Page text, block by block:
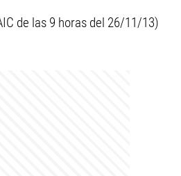
de las 9 horas del 26/11/13)